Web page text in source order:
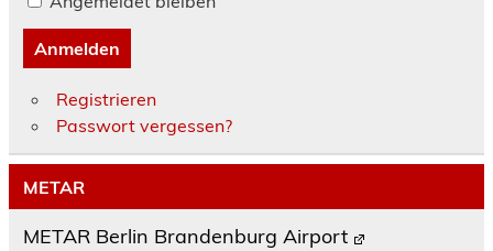
Anmelden
Registrieren
Passwort vergessen?
METAR
METAR Berlin Brandenburg Airport